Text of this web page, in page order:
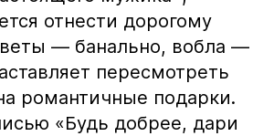
отнести дорогому
— банально, вобла —
пересмотреть
романтичные подарки.
«Будь добрее, дари